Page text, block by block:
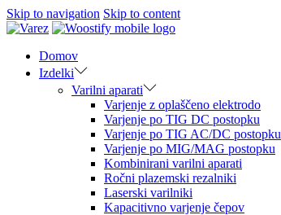
Skip to navigation Skip to content
Domov
Izdelki
Varilni aparati
Varjenje z oplaščeno elektrodo
Varjenje po TIG DC postopku
Varjenje po TIG AC/DC postopku
Varjenje po MIG/MAG postopku
Kombinirani varilni aparati
Ročni plazemski rezalniki
Laserski varilniki
Kapacitivno varjenje čepov